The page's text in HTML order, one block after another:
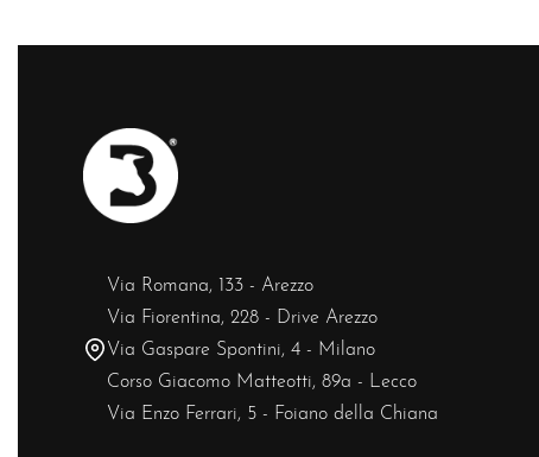
Via Romana, 133 - Arezzo
Via Fiorentina, 228 - Drive Arezzo
Via Gaspare Spontini, 4 - Milano
Corso Giacomo Matteotti, 89a - Lecco
Via Enzo Ferrari, 5 - Foiano della Chiana